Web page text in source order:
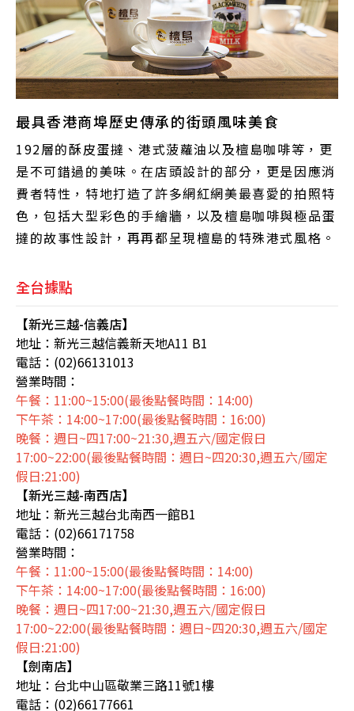
最具香港商埠歷史傳承的街頭風味美食
192層的酥皮蛋撻、港式菠蘿油以及檀島咖啡等，更
是不可錯過的美味。在店頭設計的部分，更是因應消
費者特性，特地打造了許多網紅網美最喜愛的拍照特
色，包括大型彩色的手繪牆，以及檀島咖啡與極品蛋
撻的故事性設計，再再都呈現檀島的特殊港式風格。
全台據點
【新光三越-信義店】
地址：新光三越信義新天地A11 B1
電話：(02)66131013
營業時間：
午餐：11:00~15:00(最後點餐時間：14:00)
下午茶：14:00~17:00(最後點餐時間：16:00)
晚餐：週日~四17:00~21:30,週五六/國定假日
17:00~22:00(最後點餐時間：週日~四20:30,週五六/國定
假日:21:00)
【新光三越-南西店】
地址：新光三越台北南西一館B1
電話：(02)66171758
營業時間：
午餐：11:00~15:00(最後點餐時間：14:00)
下午茶：14:00~17:00(最後點餐時間：16:00)
晚餐：週日~四17:00~21:30,週五六/國定假日
17:00~22:00(最後點餐時間：週日~四20:30,週五六/國定
假日:21:00)
【劍南店】
地址：台北中山區敬業三路11號1樓
電話：(02)66177661